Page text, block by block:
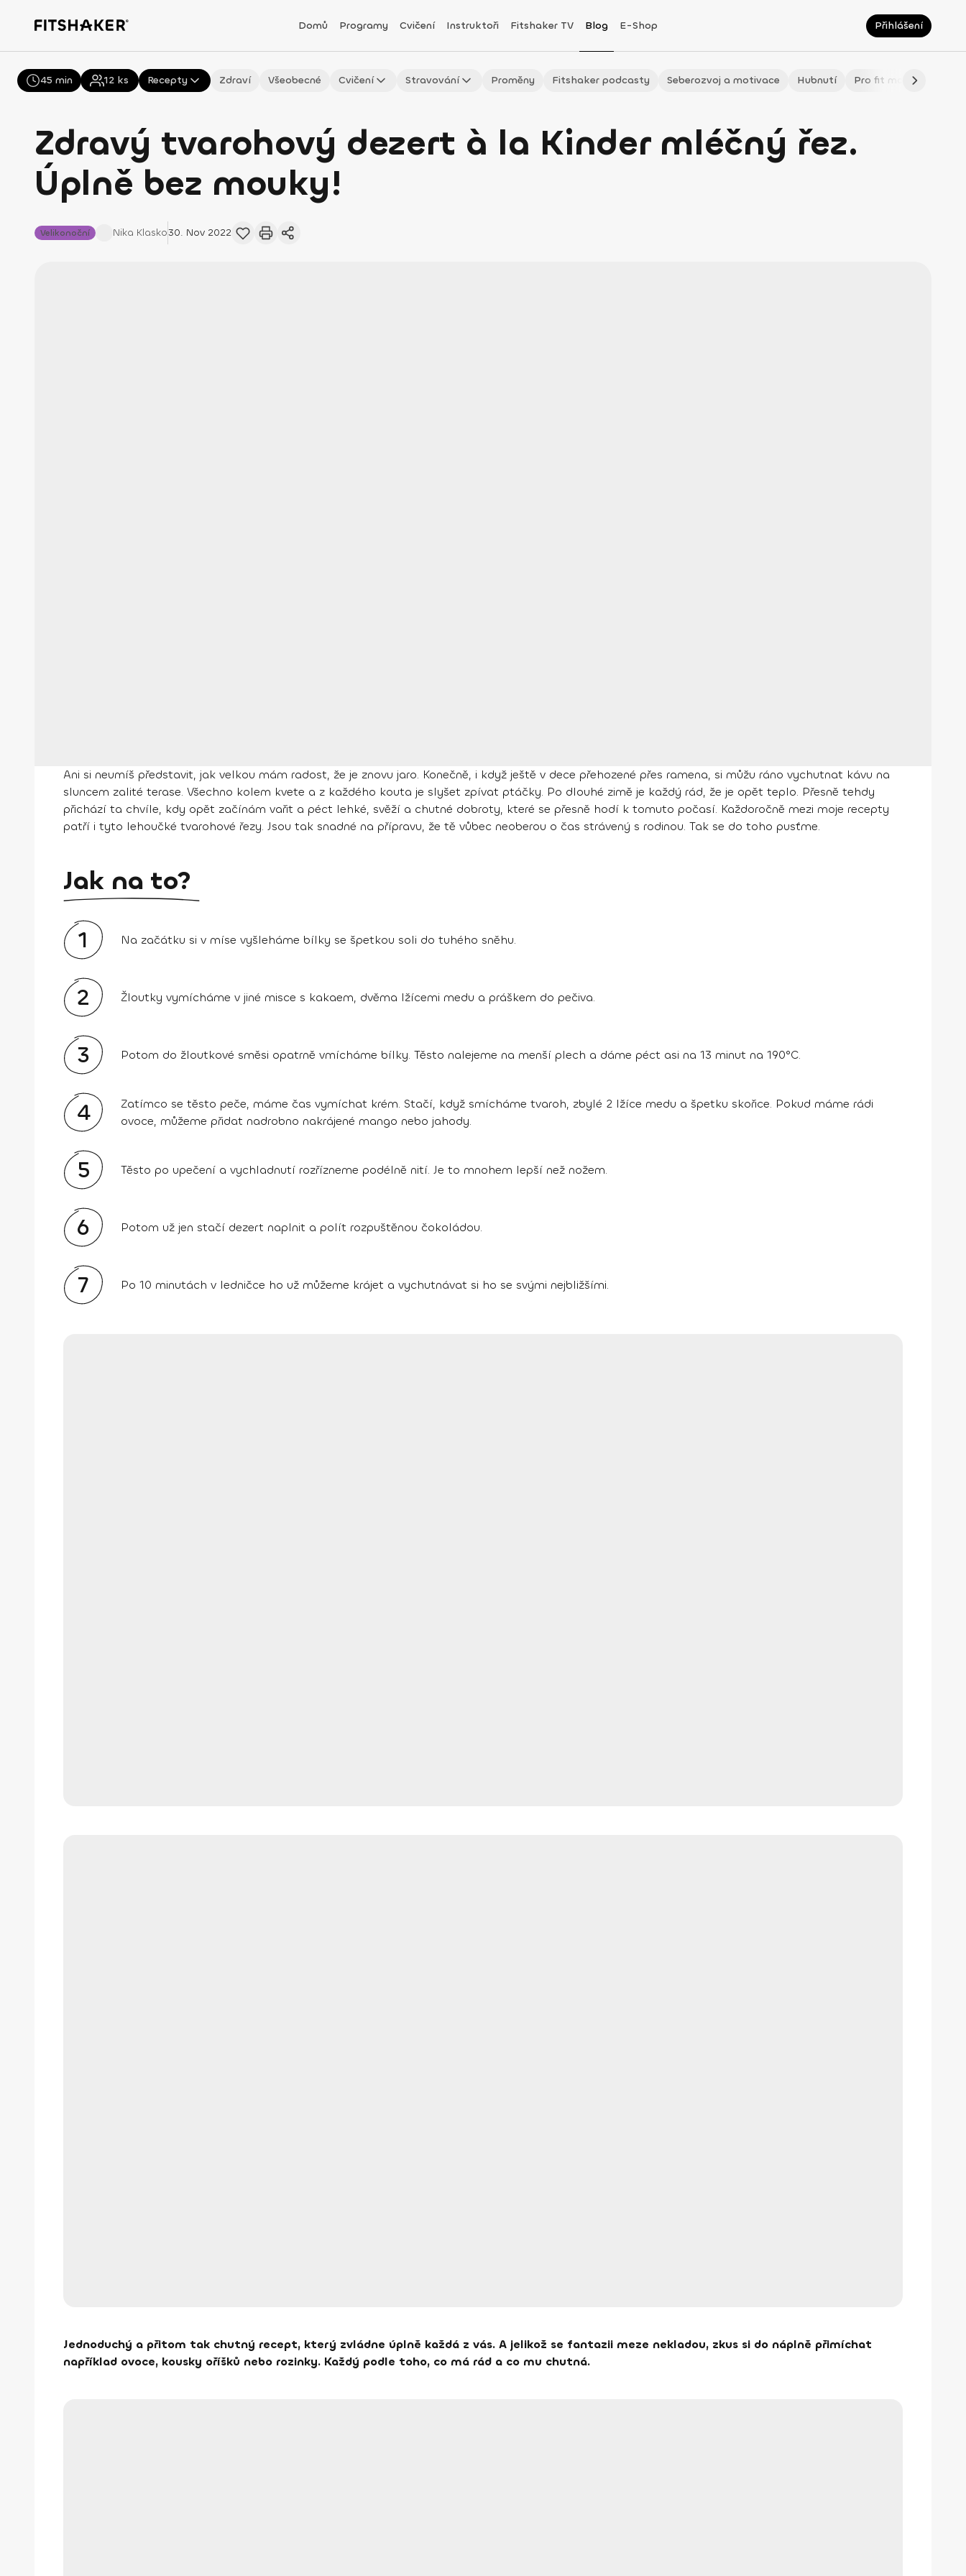
Domů Programy Cvičení Instruktoři Fitshaker TV Blog E-Shop Přihlášení
Všechny Recepty Zdraví Všeobecné Cvičení Stravování Proměny Fitshaker podcasty Seberozvoj a motivace Hubnutí Pro fit maminky
Zdravý tvarohový dezert à la Kinder mléčný řez.
Úplně bez mouky!
Velikonoční Nika Klasko30. Nov 2022
45 min 12 ks
Ani si neumíš představit, jak velkou mám radost, že je znovu jaro. Konečně, i když ještě v dece přehozené přes ramena, si můžu ráno vychutnat kávu na
sluncem zalité terase. Všechno kolem kvete a z každého kouta je slyšet zpívat ptáčky. Po dlouhé zimě je každý rád, že je opět teplo. Přesně tehdy
přichází ta chvíle, kdy opět začínám vařit a péct lehké, svěží a chutné dobroty, které se přesně hodí k tomuto počasí. Každoročně mezi moje recepty
patří i tyto lehoučké tvarohové řezy. Jsou tak snadné na přípravu, že tě vůbec neoberou o čas strávený s rodinou. Tak se do toho pusťme.
Jak na to?
1 Na začátku si v míse vyšleháme bílky se špetkou soli do tuhého sněhu.
2 Žloutky vymícháme v jiné misce s kakaem, dvěma lžícemi medu a práškem do pečiva.
3 Potom do žloutkové směsi opatrně vmícháme bílky. Těsto nalejeme na menší plech a dáme péct asi na 13 minut na 190°C.
4
Zatímco se těsto peče, máme čas vymíchat krém. Stačí, když smícháme tvaroh, zbylé 2 lžíce medu a špetku skořice. Pokud máme rádi
ovoce, můžeme přidat nadrobno nakrájené mango nebo jahody.
5 Těsto po upečení a vychladnutí rozřízneme podélně nití. Je to mnohem lepší než nožem.
6 Potom už jen stačí dezert naplnit a polít rozpuštěnou čokoládou.
7 Po 10 minutách v ledničce ho už můžeme krájet a vychutnávat si ho se svými nejbližšími.
Jednoduchý a přitom tak chutný recept, který zvládne úplně každá z vás. A jelikož se fantazii meze nekladou, zkus si do náplně přimíchat
například ovoce, kousky oříšků nebo rozinky. Každý podle toho, co má rád a co mu chutná.